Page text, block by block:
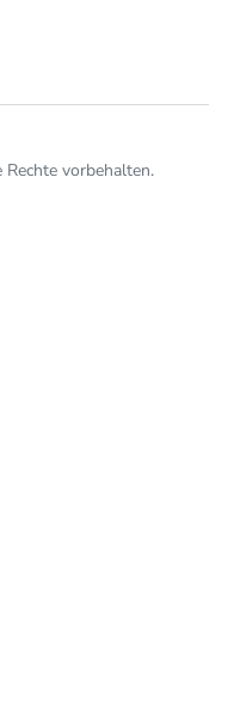
vorbehalten.